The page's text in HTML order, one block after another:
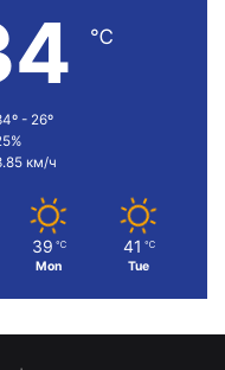
℃
- 26º
км/ч
39 ℃
Mon
41 ℃
Tue